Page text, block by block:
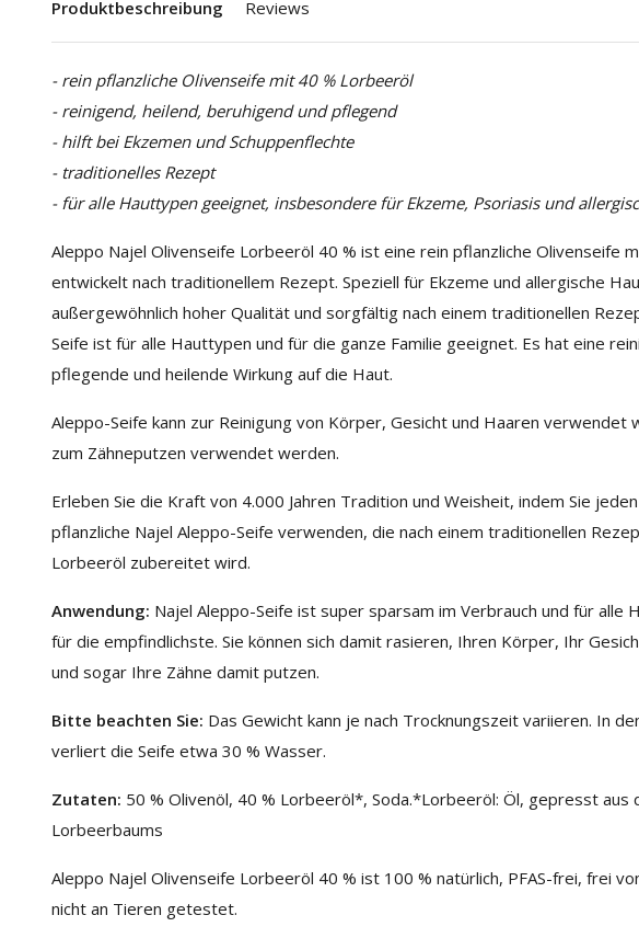
Produktbeschreibung Reviews
- rein pflanzliche Olivenseife mit 40 % Lorbeeröl
- reinigend, heilend, beruhigend und pflegend
- hilft bei Ekzemen und Schuppenflechte
- traditionelles Rezept
- für alle Hauttypen geeignet, insbesondere für Ekzeme, Psoriasis und
Aleppo Najel Olivenseife Lorbeeröl 40 % ist eine rein pflanzliche Olivenseife
entwickelt nach traditionellem Rezept. Speziell für Ekzeme und allergische
außergewöhnlich hoher Qualität und sorgfältig nach einem traditionellen
Seife ist für alle Hauttypen und für die ganze Familie geeignet. Es hat eine
pflegende und heilende Wirkung auf die Haut.
Aleppo-Seife kann zur Reinigung von Körper, Gesicht und Haaren verwendet
zum Zähneputzen verwendet werden.
Erleben Sie die Kraft von 4.000 Jahren Tradition und Weisheit, indem Sie
pflanzliche Najel Aleppo-Seife verwenden, die nach einem traditionellen
Lorbeeröl zubereitet wird.
Anwendung: Najel Aleppo-Seife ist super sparsam im Verbrauch und für alle
für die empfindlichste. Sie können sich damit rasieren, Ihren Körper, Ihr
und sogar Ihre Zähne damit putzen.
Bitte beachten Sie: Das Gewicht kann je nach Trocknungszeit variieren. In
verliert die Seife etwa 30 % Wasser.
Zutaten: 50 % Olivenöl, 40 % Lorbeeröl*, Soda.*Lorbeeröl: Öl, gepresst aus
Lorbeerbaums
Aleppo Najel Olivenseife Lorbeeröl 40 % ist 100 % natürlich, PFAS-frei, frei
nicht an Tieren getestet.